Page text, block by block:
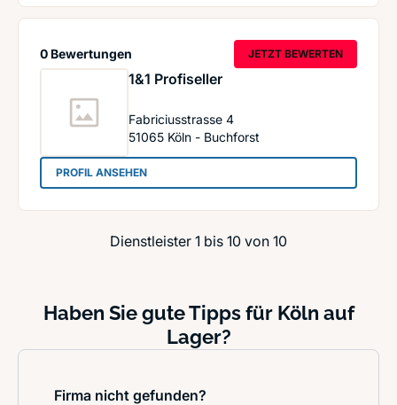
1&1 Profiseller
Fabriciusstrasse 4
51065 Köln - Buchforst
0 Bewertungen JETZT BEWERTEN
PROFIL ANSEHEN: 1&1 Profiseller
Dienstleister 1 bis 10 von 10
Haben Sie gute Tipps für Köln auf
Lager?
Firma nicht gefunden?